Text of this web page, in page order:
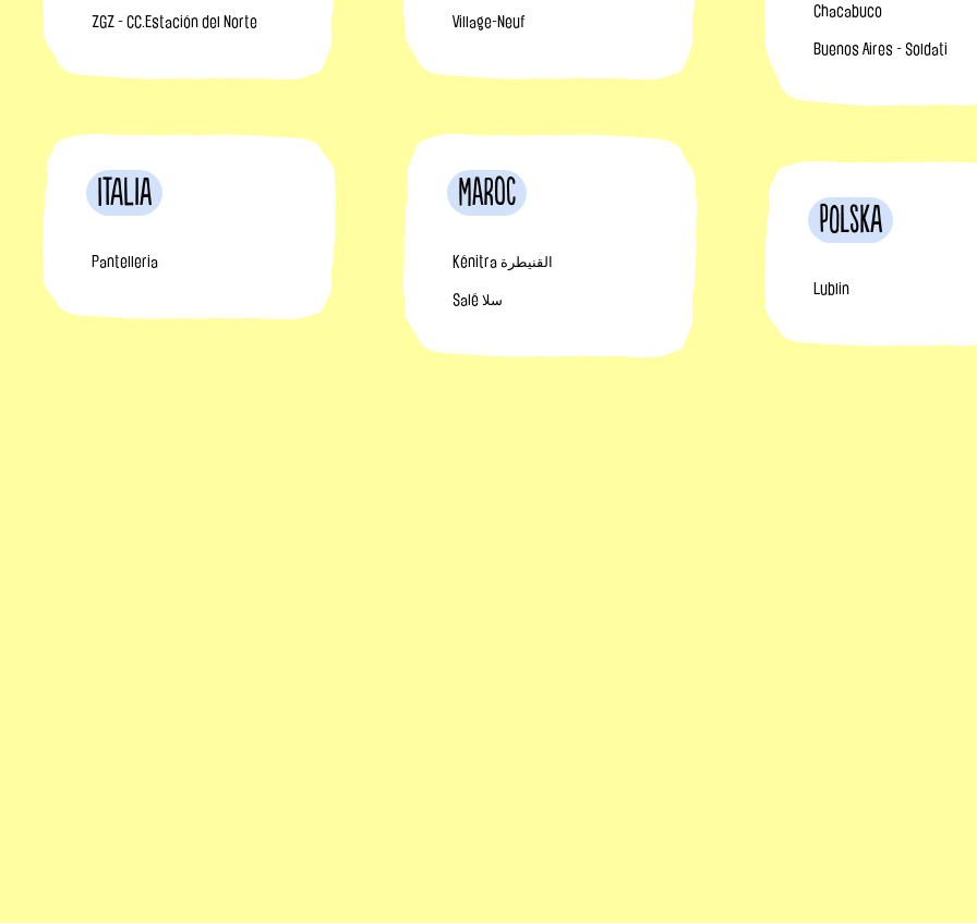
Chacabuco
Buenos Aires - Soldati
ZGZ - CC.Estación del Norte Village-Neuf
Italia
Pantelleria
Maroc
Kénitra القنيطرة
Salé سلا
Polska
Lublin